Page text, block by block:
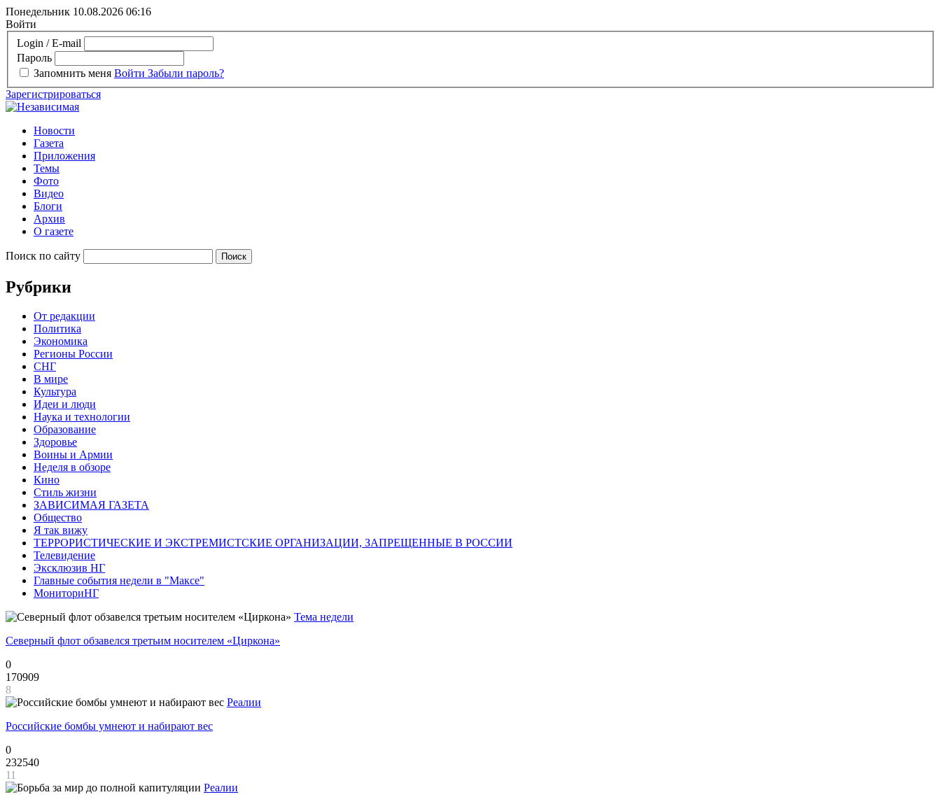
Понедельник 10.08.2026 06:16
Войти
Login / E-mail
Пароль
Запомнить меня Войти Забыли пароль?
Зарегистрироваться
Новости
Газета
Приложения
Темы
Фото
Видео
Блоги
Архив
О газете
Поиск по сайту
Рубрики
От редакции
Политика
Экономика
Регионы России
СНГ
В мире
Культура
Идеи и люди
Наука и технологии
Образование
Здоровье
Воины и Армии
Неделя в обзоре
Кино
Стиль жизни
ЗАВИСИМАЯ ГАЗЕТА
Общество
Я так вижу
ТЕРРОРИСТИЧЕСКИЕ И ЭКСТРЕМИСТСКИЕ ОРГАНИЗАЦИИ, ЗАПРЕЩЕННЫЕ В РОССИИ
Телевидение
Эксклюзив НГ
Главные события недели в "Максе"
МониториНГ
Тема недели
Северный флот обзавелся третьим носителем «Циркона»
0
170909
8
Реалии
Российские бомбы умнеют и набирают вес
0
232540
11
Реалии